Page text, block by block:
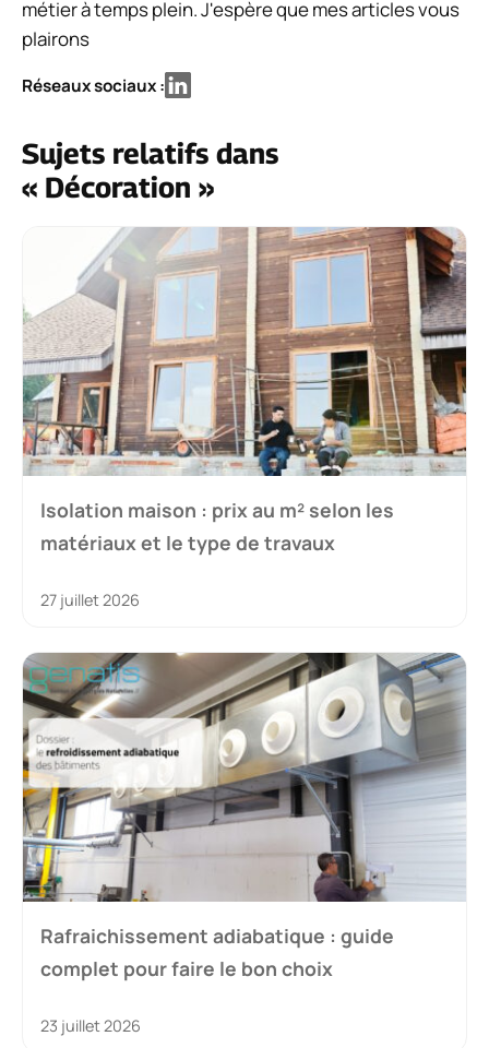
métier à temps plein. J'espère que mes articles vous
plairons
Réseaux sociaux :
Sujets relatifs dans
« Décoration »
Isolation maison : prix au m² selon les
matériaux et le type de travaux
27 juillet 2026
Rafraichissement adiabatique : guide
complet pour faire le bon choix
23 juillet 2026